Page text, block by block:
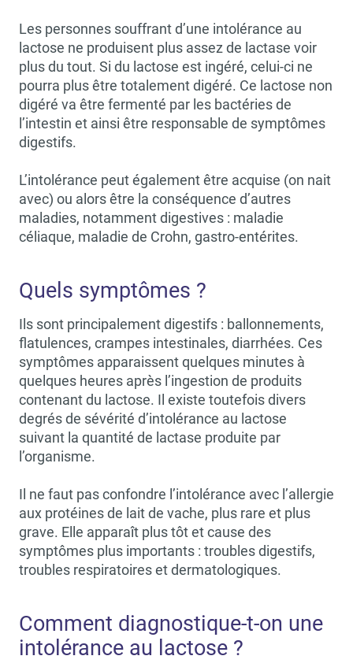
Les personnes souffrant d’une intolérance au
lactose ne produisent plus assez de lactase voir
plus du tout. Si du lactose est ingéré, celui-ci ne
pourra plus être totalement digéré. Ce lactose non
digéré va être fermenté par les bactéries de
l’intestin et ainsi être responsable de symptômes
digestifs.
L’intolérance peut également être acquise (on nait
avec) ou alors être la conséquence d’autres
maladies, notamment digestives : maladie
céliaque, maladie de Crohn, gastro-entérites.
Quels symptômes ?
Ils sont principalement digestifs : ballonnements,
flatulences, crampes intestinales, diarrhées. Ces
symptômes apparaissent quelques minutes à
quelques heures après l’ingestion de produits
contenant du lactose. Il existe toutefois divers
degrés de sévérité d’intolérance au lactose
suivant la quantité de lactase produite par
l’organisme.
Il ne faut pas confondre l’intolérance avec l’allergie
aux protéines de lait de vache, plus rare et plus
grave. Elle apparaît plus tôt et cause des
symptômes plus importants : troubles digestifs,
troubles respiratoires et dermatologiques.
Comment diagnostique-t-on une
intolérance au lactose ?